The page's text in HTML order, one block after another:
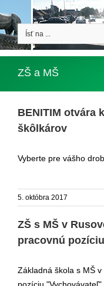
Ísť na ...
ZŠ a MŠ
BENITIM otvára
škôlkárov
Vyberte pre vášho
5. októbra 2017
ZŠ s MŠ v
pracovnú pozíciu
Základná škola s MŠ